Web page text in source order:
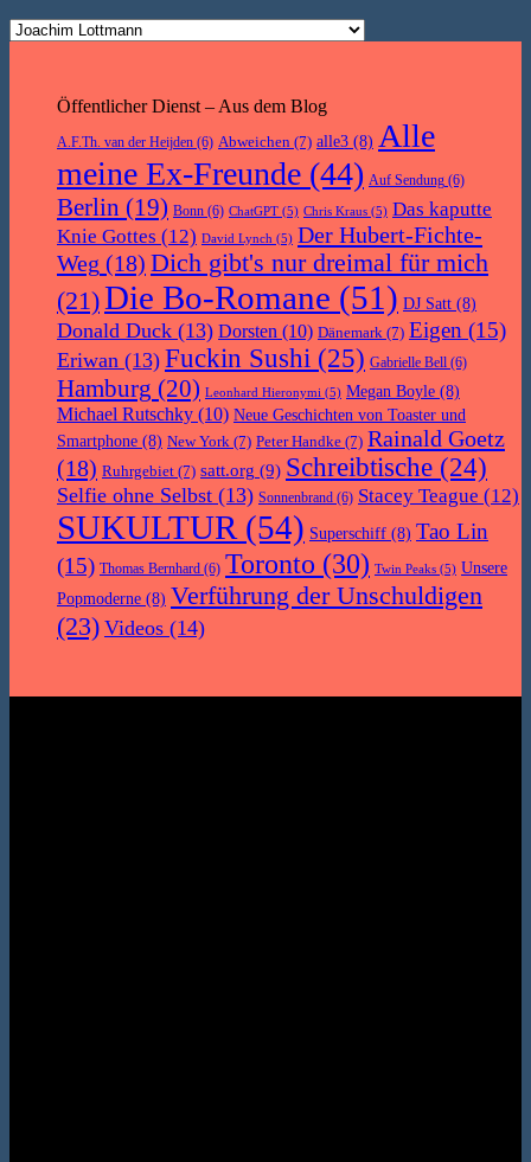
Öffentlicher Dienst – Aus dem Blog
A.F.Th. van der Heijden (6) Abweichen (7) alle3 (8) Alle
meine Ex-Freunde (44) Auf Sendung (6)
Berlin (19) Bonn (6) ChatGPT (5) Chris Kraus (5) Das kaputte
Knie Gottes (12) David Lynch (5) Der Hubert-Fichte-
Weg (18) Dich gibt's nur dreimal für mich
(21)Die Bo-Romane (51) DJ Satt (8)
Donald Duck (13) Dorsten (10) Dänemark (7) Eigen (15)
Eriwan (13) Fuckin Sushi (25) Gabrielle Bell (6)
Hamburg (20) Leonhard Hieronymi (5) Megan Boyle (8)
Michael Rutschky (10) Neue Geschichten von Toaster und
Smartphone (8) New York (7) Peter Handke (7) Rainald Goetz
(18) Ruhrgebiet (7) satt.org (9) Schreibtische (24)
Selfie ohne Selbst (13) Sonnenbrand (6) Stacey Teague (12)
SUKULTUR (54) Superschiff (8) Tao Lin
(15) Thomas Bernhard (6) Toronto (30) Twin Peaks (5) Unsere
Popmoderne (8) Verführung der Unschuldigen
(23) Videos (14)